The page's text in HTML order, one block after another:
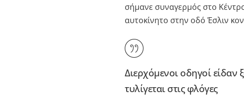
σήμανε συναγερμός στο
αυτοκίνητο στην οδό Έσλιν
Διερχόμενοι οδηγοί
τυλίγεται στις φλόγες